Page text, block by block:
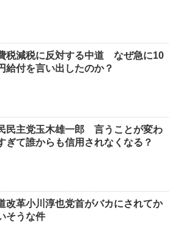
税減税に反対する中道 なぜ急に10
給付を言い出したのか？
民主党玉木雄一郎 言うことが変わ
ぎて誰からも信用されなくなる？
改革小川淳也党首がバカにされてか
そうな件